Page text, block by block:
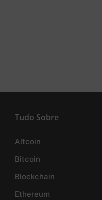
Tudo Sobre
Altcoin
Bitcoin
Blockchain
Ethereum